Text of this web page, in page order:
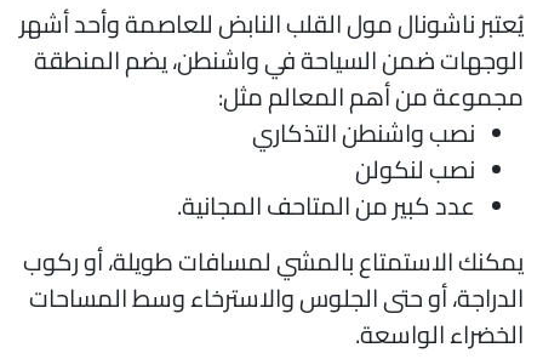
ناشونال مول القلب النابض للعاصمة وأحد أشهر
ضمن السياحة في واشنطن، يضم المنطقة
من أهم المعالم مثل:
نصب واشنطن التذكاري
نصب لنكولن
عدد كبير من المتاحف المجانية.
الاستمتاع بالمشي لمسافات طويلة، أو ركوب
أو حتى الجلوس والاسترخاء وسط المساحات
الواسعة.